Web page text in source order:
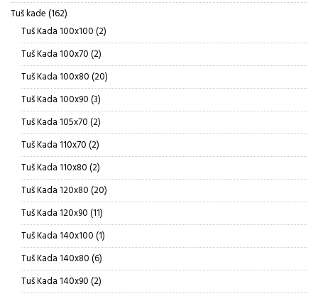
proizvoda
Tuš kade 162162
proizvoda
Tuš Kada 100x100 22
proizvoda
Tuš Kada 100x70 22
proizvoda
Tuš Kada 100x80 2020
proizvoda
Tuš Kada 100x90 33
proizvoda
Tuš Kada 105x70 22
proizvoda
Tuš Kada 110x70 22
proizvoda
Tuš Kada 110x80 22
proizvoda
Tuš Kada 120x80 2020
proizvoda
Tuš Kada 120x90 1111
proizvoda
Tuš Kada 140x100 11
proizvod
Tuš Kada 140x80 66
proizvoda
Tuš Kada 140x90 22